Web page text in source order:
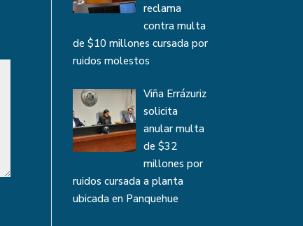
reclama
contra multa
de $10 millones cursada por
ruidos molestos
Viña Errázuriz
solicita
anular multa
de $32
millones por
ruidos cursada a planta
ubicada en Panquehue